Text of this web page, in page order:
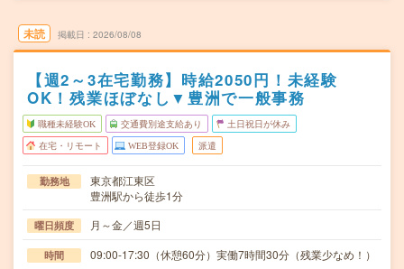
未読 掲載日 2026/08/08
【週2～3在宅勤務】時給2050円！未経験
OK！残業ほぼなし▼豊洲で一般事務
職種未経験OK 交通費別途支給あり 土日祝日が休み
在宅・リモート WEB登録OK 派遣
勤務地
東京都江東区
豊洲駅から徒歩1分
曜日頻度 月～金／週5日
時間 09:00-17:30（休憩60分）実働7時間30分（残業少なめ！）